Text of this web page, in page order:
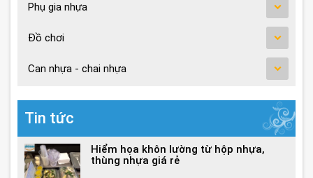
Phụ gia nhựa
Đồ chơi
Can nhựa - chai nhựa
Tin tức
Hiểm họa khôn lường từ hộp nhựa,
thùng nhựa giá rẻ